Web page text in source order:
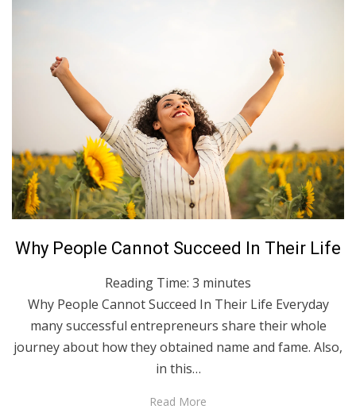
Posted
on
October 1, 2021
English
Why People Cannot Succeed In Their Life
Reading Time: 3 minutes
Why People Cannot Succeed In Their Life Everyday
many successful entrepreneurs share their whole
journey about how they obtained name and fame. Also,
in this…
Read More